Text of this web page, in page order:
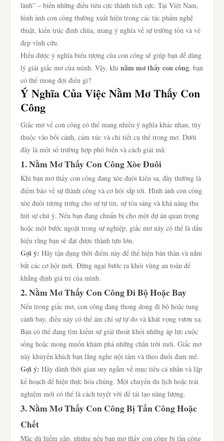
lành” – biến những điều tiêu cực thành tích cực. Tại Việt Nam,
hình ảnh con công thường xuất hiện trong các tác phẩm nghệ
thuật, kiến trúc đình chùa, mang ý nghĩa về sự trường tồn và vẻ
đẹp vĩnh cửu.
Hiểu được ý nghĩa biểu tượng của con công sẽ giúp bạn dễ dàng
lý giải giấc mơ của mình. Vậy, khi nằm mơ thấy con công, bạn
có thể mong đợi điều gì?
Ý Nghĩa Của Việc Nằm Mơ Thấy Con
Công
Giấc mơ về con công có thể mang nhiều ý nghĩa khác nhau, tùy
thuộc vào bối cảnh, cảm xúc và chi tiết cụ thể trong mơ. Dưới
đây là một số trường hợp phổ biến và cách giải mã:
1. Nằm Mơ Thấy Con Công Xòe Đuôi
Khi bạn mơ thấy con công đang xòe đuôi kiêu sa, đây thường là
điềm báo về sự thành công và cơ hội sắp tới. Hình ảnh con công
xòe đuôi tượng trưng cho sự tự tin, sự tỏa sáng và khả năng thu
hút sự chú ý. Nếu bạn đang chuẩn bị cho một dự án quan trọng
hoặc một bước ngoặt trong sự nghiệp, giấc mơ này có thể là dấu
hiệu rằng bạn sẽ đạt được thành tựu lớn.
Gợi ý: Hãy tận dụng thời điểm này để thể hiện bản thân và nắm
bắt các cơ hội mới. Đừng ngại bước ra khỏi vùng an toàn để
khẳng định giá trị của mình.
2. Nằm Mơ Thấy Con Công Đi Bộ Hoặc Bay
Nếu trong giấc mơ, con công đang thong dong đi bộ hoặc tung
cánh bay, điều này có thể ám chỉ sự tự do và khát vọng vươn xa.
Bạn có thể đang tìm kiếm sự giải thoát khỏi những áp lực cuộc
sống hoặc mong muốn khám phá những chân trời mới. Giấc mơ
này khuyến khích bạn lắng nghe nội tâm và theo đuổi đam mê.
Gợi ý: Hãy dành thời gian suy ngẫm về mục tiêu cá nhân và lập
kế hoạch để hiện thực hóa chúng. Một chuyến du lịch hoặc trải
nghiệm mới có thể là cách tuyệt vời để tái tạo năng lượng.
3. Nằm Mơ Thấy Con Công Bị Tấn Công Hoặc
Chết
Mặc dù hiếm gặp, nhưng nếu bạn mơ thấy con công bị tấn công